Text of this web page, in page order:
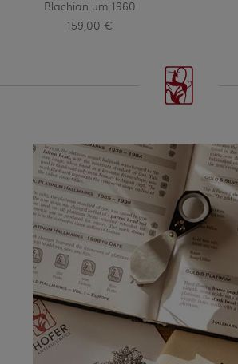
Blachian um 1960
159,00 €